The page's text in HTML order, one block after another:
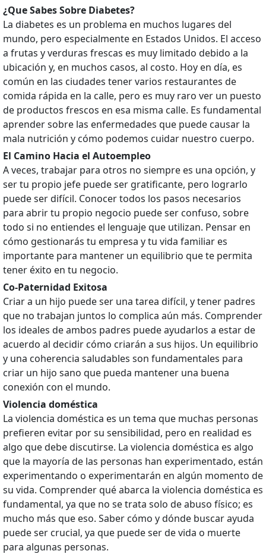
¿Que Sabes Sobre Diabetes?
La diabetes es un problema en muchos lugares del
mundo, pero especialmente en Estados Unidos. El acceso
a frutas y verduras frescas es muy limitado debido a la
ubicación y, en muchos casos, al costo. Hoy en día, es
común en las ciudades tener varios restaurantes de
comida rápida en la calle, pero es muy raro ver un puesto
de productos frescos en esa misma calle. Es fundamental
aprender sobre las enfermedades que puede causar la
mala nutrición y cómo podemos cuidar nuestro cuerpo.
El Camino Hacia el Autoempleo
A veces, trabajar para otros no siempre es una opción, y
ser tu propio jefe puede ser gratificante, pero lograrlo
puede ser difícil. Conocer todos los pasos necesarios
para abrir tu propio negocio puede ser confuso, sobre
todo si no entiendes el lenguaje que utilizan. Pensar en
cómo gestionarás tu empresa y tu vida familiar es
importante para mantener un equilibrio que te permita
tener éxito en tu negocio.
Co-Paternidad Exitosa
Criar a un hijo puede ser una tarea difícil, y tener padres
que no trabajan juntos lo complica aún más. Comprender
los ideales de ambos padres puede ayudarlos a estar de
acuerdo al decidir cómo criarán a sus hijos. Un equilibrio
y una coherencia saludables son fundamentales para
criar un hijo sano que pueda mantener una buena
conexión con el mundo.
Violencia doméstica
La violencia doméstica es un tema que muchas personas
prefieren evitar por su sensibilidad, pero en realidad es
algo que debe discutirse. La violencia doméstica es algo
que la mayoría de las personas han experimentado, están
experimentando o experimentarán en algún momento de
su vida. Comprender qué abarca la violencia doméstica es
fundamental, ya que no se trata solo de abuso físico; es
mucho más que eso. Saber cómo y dónde buscar ayuda
puede ser crucial, ya que puede ser de vida o muerte
para algunas personas.